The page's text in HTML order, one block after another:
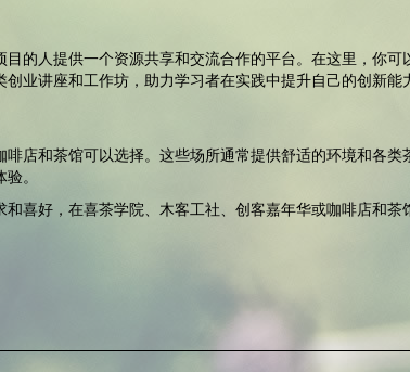
的人提供一个资源共享和交流合作的平台。在这里，你可
业讲座和工作坊，助力学习者在实践中提升自己的创新能
店和茶馆可以选择。这些场所通常提供舒适的环境和各
。
喜好，在喜茶学院、木客工社、创客嘉年华或咖啡店和茶